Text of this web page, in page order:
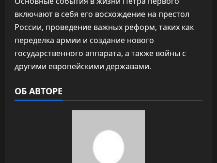
включают в себя его восхождение на престол
России, проведение важных реформ, таких как
переделка армии и создание нового
государственного аппарата, а также войны с
другими европейскими державами.
ОБ АВТОРЕ